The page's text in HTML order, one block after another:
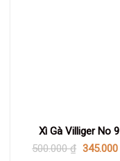
Xì Gà Villiger No 9
500.000₫ 345.000